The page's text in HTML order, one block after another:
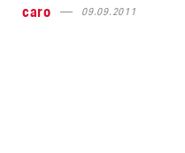
caro
09.09.2011